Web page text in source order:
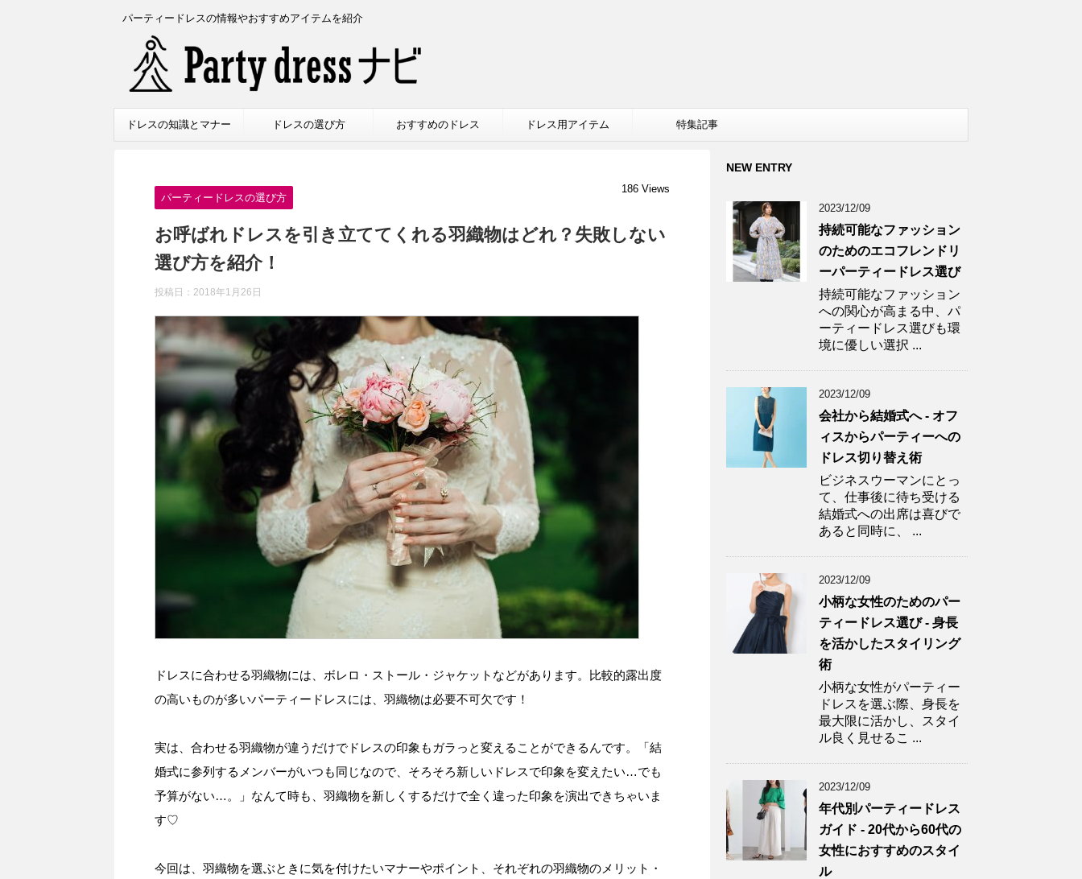
パーティードレスの情報やおすすめアイテムを紹介
ドレスの知識とマナー ドレスの選び方 おすすめのドレス ドレス用アイテム 特集記事
パーティードレスの選び方
186 Views
お呼ばれドレスを引き立ててくれる羽織物はどれ？失敗しない
選び方を紹介！
投稿日： 2018年1月26日
ドレスに合わせる羽織物には、ボレロ・ストール・ジャケットなどがあります。比較的露出度
の高いものが多いパーティードレスには、羽織物は必要不可欠です！
実は、合わせる羽織物が違うだけでドレスの印象もガラっと変えることができるんです。「結
婚式に参列するメンバーがいつも同じなので、そろそろ新しいドレスで印象を変えたい…でも
予算がない…。」なんて時も、羽織物を新しくするだけで全く違った印象を演出できちゃいま
す♡
今回は、羽織物を選ぶときに気を付けたいマナーやポイント、それぞれの羽織物のメリット・
NEW ENTRY
2023/12/09
持続可能なファッション
のためのエコフレンドリ
ーパーティードレス選び
持続可能なファッション
への関心が高まる中、パ
ーティードレス選びも環
境に優しい選択 ...
2023/12/09
会社から結婚式へ - オフ
ィスからパーティーへの
ドレス切り替え術
ビジネスウーマンにとっ
て、仕事後に待ち受ける
結婚式への出席は喜びで
あると同時に、 ...
2023/12/09
小柄な女性のためのパー
ティードレス選び - 身長
を活かしたスタイリング
術
小柄な女性がパーティー
ドレスを選ぶ際、身長を
最大限に活かし、スタイ
ル良く見せるこ ...
2023/12/09
年代別パーティードレス
ガイド - 20代から60代の
女性におすすめのスタイ
ル